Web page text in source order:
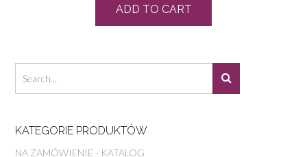
ADD TO CART
KATEGORIE PRODUKTÓW
NA ZAMÓWIENIE - KATALOG